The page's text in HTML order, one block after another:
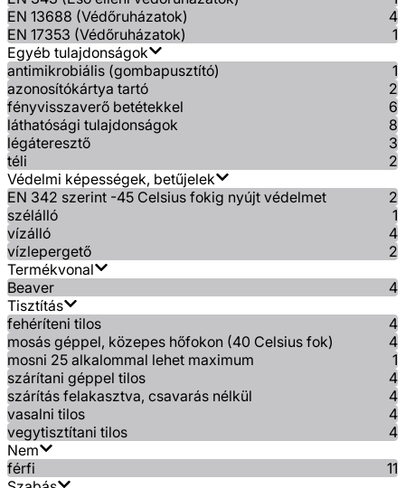
EN 13688 (Védőruházatok)
4
EN 17353 (Védőruházatok)
1
Egyéb tulajdonságok
antimikrobiális (gombapusztító)
1
azonosítókártya tartó
2
fényvisszaverő betétekkel
6
láthatósági tulajdonságok
8
légáteresztő
3
téli
2
Védelmi képességek, betűjelek
EN 342 szerint -45 Celsius fokig nyújt védelmet
2
szélálló
1
vízálló
4
vízlepergető
2
Termékvonal
Beaver
4
Tisztítás
fehéríteni tilos
4
mosás géppel, közepes hőfokon (40 Celsius fok)
4
mosni 25 alkalommal lehet maximum
1
szárítani géppel tilos
4
szárítás felakasztva, csavarás nélkül
4
vasalni tilos
4
vegytisztítani tilos
4
Nem
férfi
11